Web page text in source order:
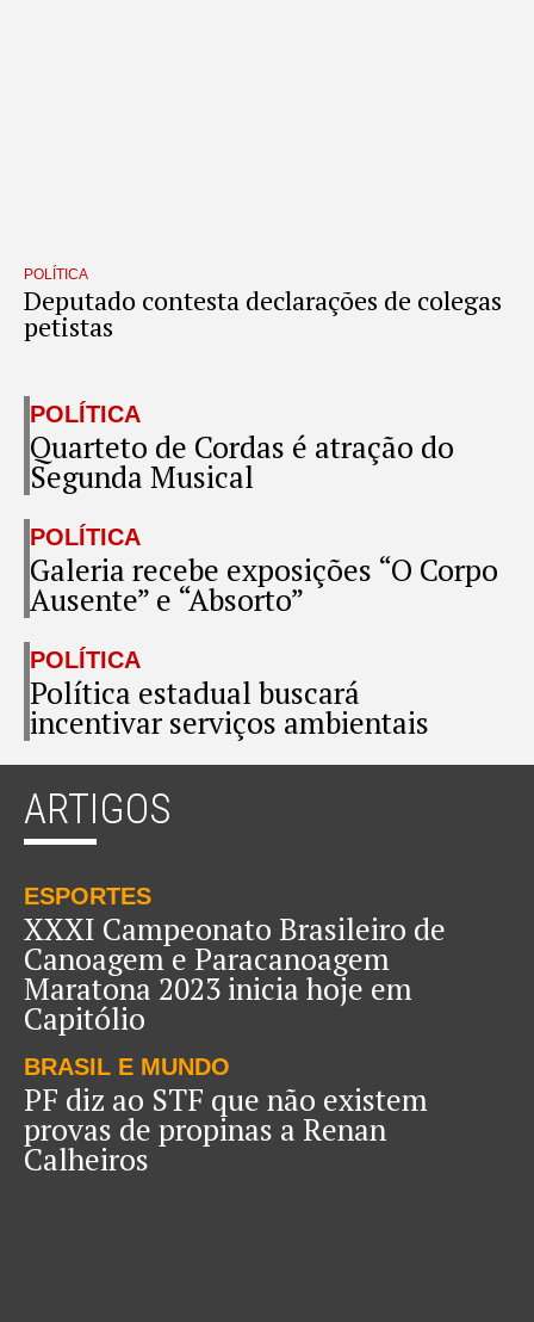
POLÍTICA
Deputado contesta declarações de colegas
petistas
POLÍTICA
Quarteto de Cordas é atração do
Segunda Musical
POLÍTICA
Galeria recebe exposições “O Corpo
Ausente” e “Absorto”
POLÍTICA
Política estadual buscará
incentivar serviços ambientais
ARTIGOS
ESPORTES
XXXI Campeonato Brasileiro de
Canoagem e Paracanoagem
Maratona 2023 inicia hoje em
Capitólio
BRASIL E MUNDO
PF diz ao STF que não existem
provas de propinas a Renan
Calheiros